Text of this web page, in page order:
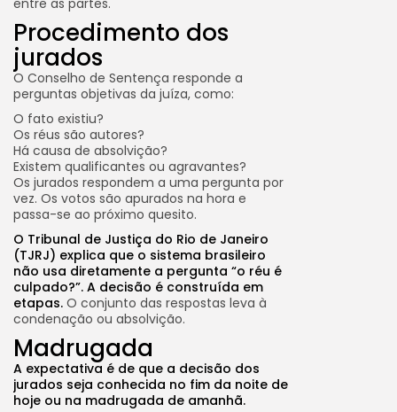
entre as partes.
Procedimento dos
jurados
O Conselho de Sentença responde a
perguntas objetivas da juíza, como:
O fato existiu?
Os réus são autores?
Há causa de absolvição?
Existem qualificantes ou agravantes?
Os jurados respondem a uma pergunta por
vez. Os votos são apurados na hora e
passa-se ao próximo quesito.
O Tribunal de Justiça do Rio de Janeiro
(TJRJ) explica que o sistema brasileiro
não usa diretamente a pergunta “o réu é
culpado?”. A decisão é construída em
etapas. O conjunto das respostas leva à
condenação ou absolvição.
Madrugada
A expectativa é de que a decisão dos
jurados seja conhecida no fim da noite de
hoje ou na madrugada de amanhã.